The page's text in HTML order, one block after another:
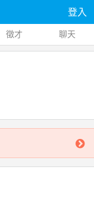
登入
徵才 聊天